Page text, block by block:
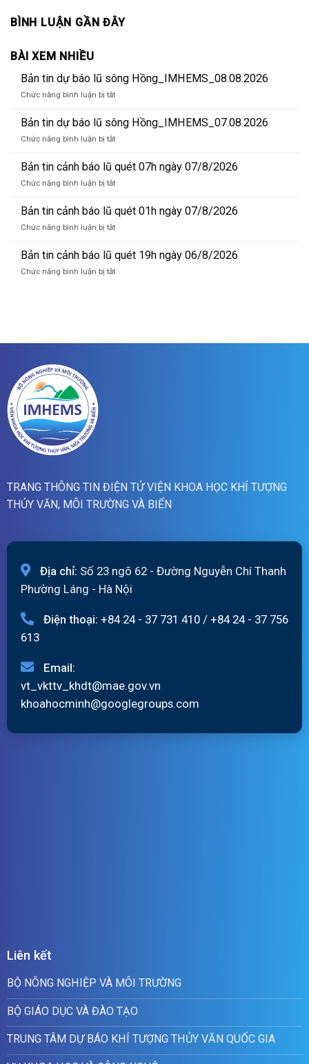
BÌNH LUẬN GẦN ĐÂY
BÀI XEM NHIỀU
Bản tin dự báo lũ sông Hồng_IMHEMS_08.08.2026
Chức năng bình luận bị tắtở
tin
báo
sông
Hồng_IMHEMS_08.08.2026
Bản tin dự báo lũ sông Hồng_IMHEMS_07.08.2026
Chức năng bình luận bị tắtở
tin
dự
báo
sông
Hồng_IMHEMS_07.08.2026
Bản tin cảnh báo lũ quét 07h ngày 07/8/2026
Chức năng bình luận bị tắtở
tin
cảnh
báo
quét
07h
Bản tin cảnh báo lũ quét 01h ngày 07/8/2026
Chức năng bình luận bị tắtở
tin
cảnh
báo
Bản tin cảnh báo lũ quét 19h ngày 06/8/2026
Chức năng bình luận bị tắtở
quét
TRANG THÔNG TIN ĐIỆN TỬ VIỆN KHOA HỌC KHÍ TƯỢNG
THỦY VĂN, MÔI TRƯỜNG VÀ BIỂN
Địa chỉ: Số 23 ngõ 62 - Đường Nguyễn Chí Thanh
Phường Láng - Hà Nội
Điện thoại: +84 24 - 37 731 410 / +84 24 - 37 756
613
Email:
vt_vkttv_khdt@mae.gov.vn
khoahocminh@googlegroups.com
Liên kết
BỘ NÔNG NGHIỆP VÀ MÔI TRƯỜNG
BỘ GIÁO DỤC VÀ ĐÀO TẠO
TRUNG TÂM DỰ BÁO KHÍ TƯỢNG THỦY VĂN QUỐC GIA